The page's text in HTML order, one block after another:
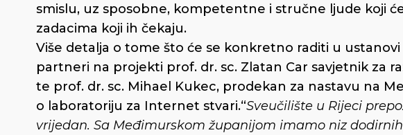
smislu, uz sposobne, kompetentne i stručne ljude koji
zadacima koji ih čekaju.
Više detalja o tome što će se konkretno raditi u
partneri na projekti prof. dr. sc. Zlatan Car savjetnik za
te prof. dr. sc. Mihael Kukec, prodekan za nastavu na
o laboratoriju za Internet stvari.“Sveučilište u Rijeci
vrijedan. Sa Međimurskom županijom imamo niz